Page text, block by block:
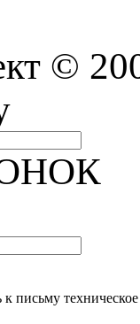
©
письму